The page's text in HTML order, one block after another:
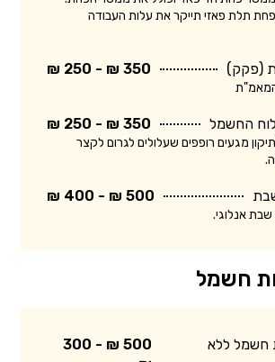
תלת פאזי תייקר את עלות העבודה
(פקק) 350 ₪ - 250 ₪
החשמל 350 ₪ - 250 ₪
מגעים רופפים שעלולים לגרום לקצר
500 ₪ - 400 ₪
שבת אנלוגי.
חשמל
חשמל ללא
500 ₪ - 300